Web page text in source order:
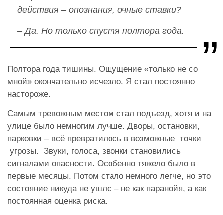
действия – опознания, очные ставки?
– Да. Но только спустя полтора года.
Полтора года тишины. Ощущение «только не со
мной» окончательно исчезло. Я стал постоянно
настороже.
Самым тревожным местом стал подъезд, хотя и на
улице было немногим лучше. Дворы, остановки,
парковки – всё превратилось в возможные точки
угрозы. Звуки, голоса, звонки становились
сигналами опасности. Особенно тяжело было в
первые месяцы. Потом стало немного легче, но это
состояние никуда не ушло – не как паранойя, а как
постоянная оценка риска.